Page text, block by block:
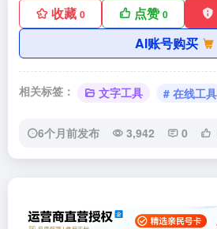
收藏 0 点赞0
AI账号购买
相关标签： 文字工具 # 在线工具
6个月前发布 3,942 0